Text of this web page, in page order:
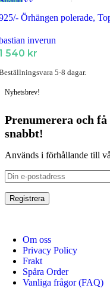
till i Favoriter
Örhängen polerade,
inverun
540 kr
5-8 dagar.
Nyhetsbrev!
Prenumerera och få
snabbt!
Används i förhållande till
Om oss
Privacy Policy
Frakt
Spåra Order
Vanliga frågor (FAQ)